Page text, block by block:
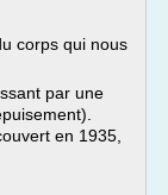
corps qui nous
par une
en 1935,